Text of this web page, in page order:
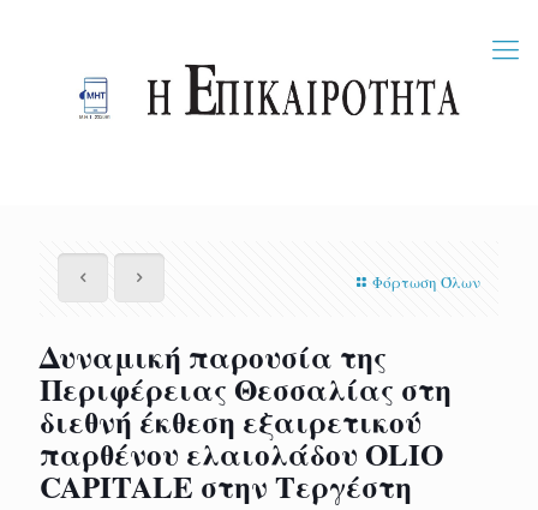
Φόρτωση Όλων
Δυναμική παρουσία της
Περιφέρειας Θεσσαλίας στη
διεθνή έκθεση εξαιρετικού
παρθένου ελαιολάδου OLIO
CAPITALE στην Τεργέστη